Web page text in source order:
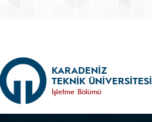
KARADENİZ
TEKNİK ÜNİVERSİTESİ
İşletme Bölümü